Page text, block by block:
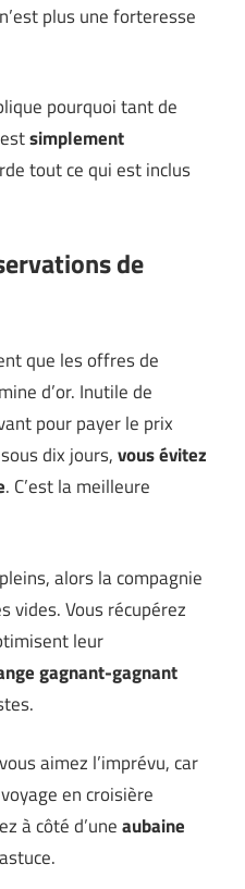
plus une forteresse
pourquoi tant de
simplement
tout ce qui est inclus
de
que les offres de
d’or. Inutile de
pour payer le prix
dix jours,vous évitez
. C’est la meilleure
alors la compagnie
vides. Vous récupérez
leur
gagnant-gagnant
aimez l’imprévu, car
en croisière
à côté d’uneaubaine